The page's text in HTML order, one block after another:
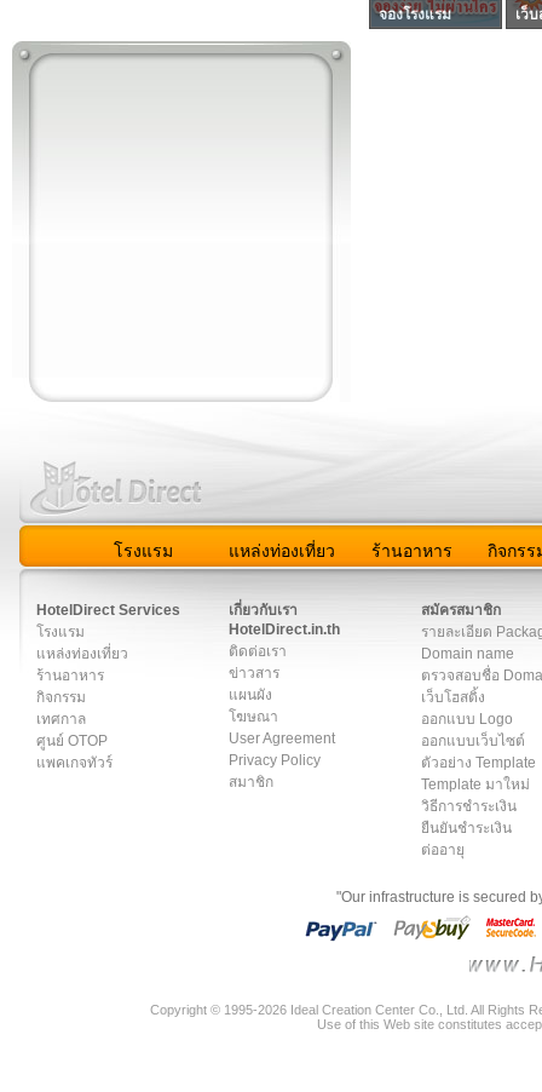
จองโรงแรม เว็
โรงแรม แหล่งท่องเที่ยว ร้านอาหาร กิจกรร
HotelDirect Services
โรงแรม
แหล่งท่องเที่ยว
ร้านอาหาร
กิจกรรม
เทศกาล
ศูนย์ OTOP
แพคเกจทัวร์
เกี่ยวกับเรา
HotelDirect.in.th
ติดต่อเรา
ข่าวสาร
แผนผัง
โฆษณา
User Agreement
Privacy Policy
สมาชิก
สมัครสมาชิก
รายละเอียด
Domain name
ตรวจสอบชื่อ
เว็บโฮสติ้ง
ออกแบบ Logo
ออกแบบเว็บไซต์
ตัวอย่าง Template
Template มาใหม่
วิธีการชำระเงิน
ยืนยันชำระเงิน
ต่ออายุ
"Our infrastructure is secured
Copyright © 1995-2026 Ideal Creation Center Co., Ltd. All Rights
Use of this Web site constitutes